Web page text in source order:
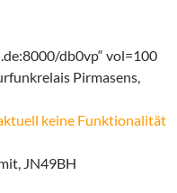
db0vp“ vol=100
Pirmasens,
keine Funktionalität
JN49BH